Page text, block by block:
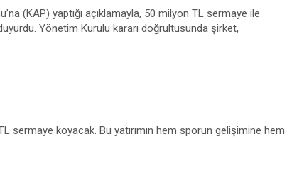
(KAP) yaptığı açıklamayla, 50 milyon TL sermaye ile
Yönetim Kurulu kararı doğrultusunda şirket,
sermaye koyacak. Bu yatırımın hem sporun gelişimine hem